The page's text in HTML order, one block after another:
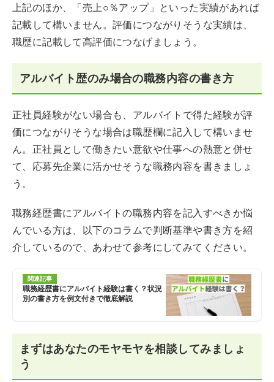
上記のほか、「売上○％アップ」といった実績があれば
記載して構いません。評価につながりそうな実績は、
職歴に記載して高評価につなげましょう。
アルバイト歴のみ場合の職務内容の書き方
正社員経験がない場合も、アルバイトで得た経験が評
価につながりそうな場合は職歴欄に記入して構いませ
ん。正社員として働きたい意欲や仕事への熱意と併せ
て、応募先企業に活かせそうな職務内容を書きましょ
う。
職務経歴書にアルバイトの職務内容を記入すべきか悩
んでいる方は、以下のコラムで判断基準や書き方を紹
介しているので、あわせて参考にしてみてください。
関連記事
職務経歴書にアルバイト経験は書く？状況
別の書き方を例文付きで徹底解説
まずはあなたのモヤモヤを相談してみましょ
う